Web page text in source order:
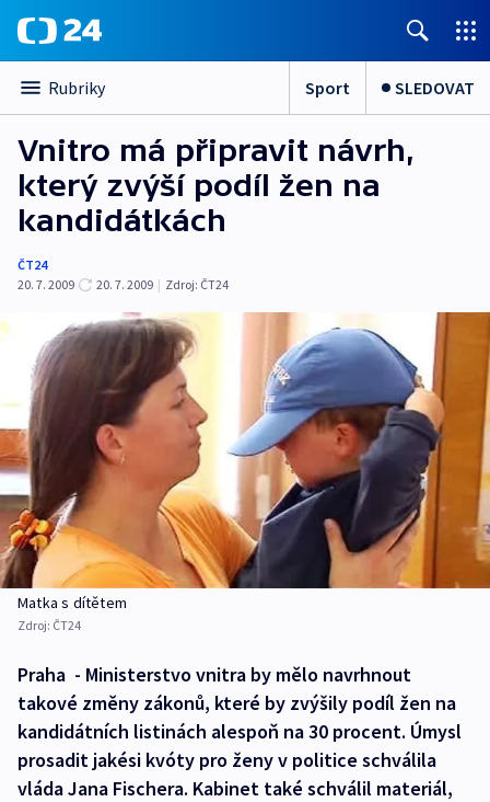
Rubriky Sport SLEDOVAT
Vnitro má připravit návrh,
který zvýší podíl žen na
kandidátkách
ČT24
20. 7. 2009
20. 7. 2009 | Zdroj: ČT24
Matka s dítětem
Zdroj: ČT24
Praha - Ministerstvo vnitra by mělo navrhnout
takové změny zákonů, které by zvýšily podíl žen na
kandidátních listinách alespoň na 30 procent. Úmysl
prosadit jakési kvóty pro ženy v politice schválila
vláda Jana Fischera. Kabinet také schválil materiál,